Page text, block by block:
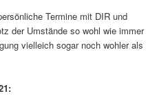
Termine mit DIR und
der Umstände so wohl wie immer
vielleich sogar noch wohler als